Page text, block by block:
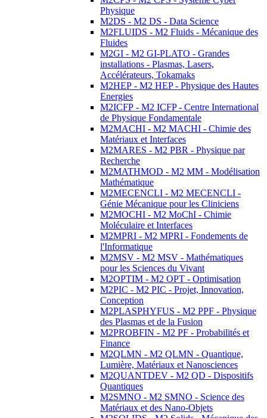
Physique
M2DS - M2 DS - Data Science
M2FLUIDS - M2 Fluids - Mécanique des
Fluides
M2GI - M2 GI-PLATO - Grandes
installations - Plasmas, Lasers,
Accélérateurs, Tokamaks
M2HEP - M2 HEP - Physique des Hautes
Energies
M2ICFP - M2 ICFP - Centre International
de Physique Fondamentale
M2MACHI - M2 MACHI - Chimie des
Matériaux et Interfaces
M2MARES - M2 PBR - Physique par
Recherche
M2MATHMOD - M2 MM - Modélisation
Mathématique
M2MECENCLI - M2 MECENCLI -
Génie Mécanique pour les Cliniciens
M2MOCHI - M2 MoChI - Chimie
Moléculaire et Interfaces
M2MPRI - M2 MPRI - Fondements de
l'Informatique
M2MSV - M2 MSV - Mathématiques
pour les Sciences du Vivant
M2OPTIM - M2 OPT - Optimisation
M2PIC - M2 PIC - Projet, Innovation,
Conception
M2PLASPHYFUS - M2 PPF - Physique
des Plasmas et de la Fusion
M2PROBFIN - M2 PF - Probabilités et
Finance
M2QLMN - M2 QLMN - Quantique,
Lumière, Matériaux et Nanosciences
M2QUANTDEV - M2 QD - Dispositifs
Quantiques
M2SMNO - M2 SMNO - Science des
Matériaux et des Nano-Objets